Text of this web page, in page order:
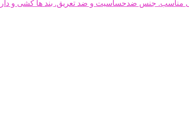
مناسب. جنس ضدحساسیت و ضد تعریق. بند ها کشی و